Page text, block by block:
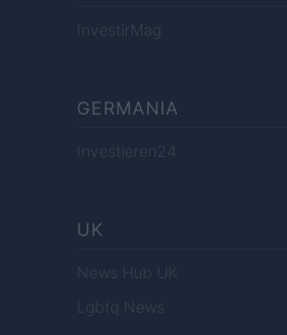
InvestirMag
GERMANIA
Investieren24
UK
News Hub UK
Lgbtq News